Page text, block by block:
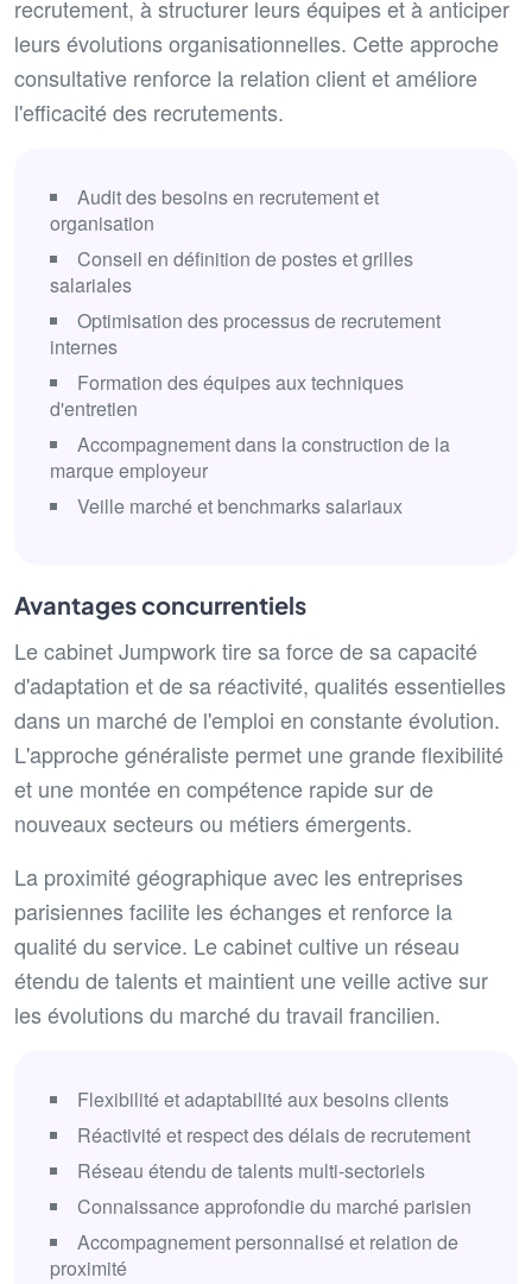
recrutement, à structurer leurs équipes et à anticiper
leurs évolutions organisationnelles. Cette approche
consultative renforce la relation client et améliore
l'efficacité des recrutements.
Audit des besoins en recrutement et
organisation
Conseil en définition de postes et grilles
salariales
Optimisation des processus de recrutement
internes
Formation des équipes aux techniques
d'entretien
Accompagnement dans la construction de la
marque employeur
Veille marché et benchmarks salariaux
Avantages concurrentiels
Le cabinet Jumpwork tire sa force de sa capacité
d'adaptation et de sa réactivité, qualités essentielles
dans un marché de l'emploi en constante évolution.
L'approche généraliste permet une grande flexibilité
et une montée en compétence rapide sur de
nouveaux secteurs ou métiers émergents.
La proximité géographique avec les entreprises
parisiennes facilite les échanges et renforce la
qualité du service. Le cabinet cultive un réseau
étendu de talents et maintient une veille active sur
les évolutions du marché du travail francilien.
Flexibilité et adaptabilité aux besoins clients
Réactivité et respect des délais de recrutement
Réseau étendu de talents multi-sectoriels
Connaissance approfondie du marché parisien
Accompagnement personnalisé et relation de
proximité